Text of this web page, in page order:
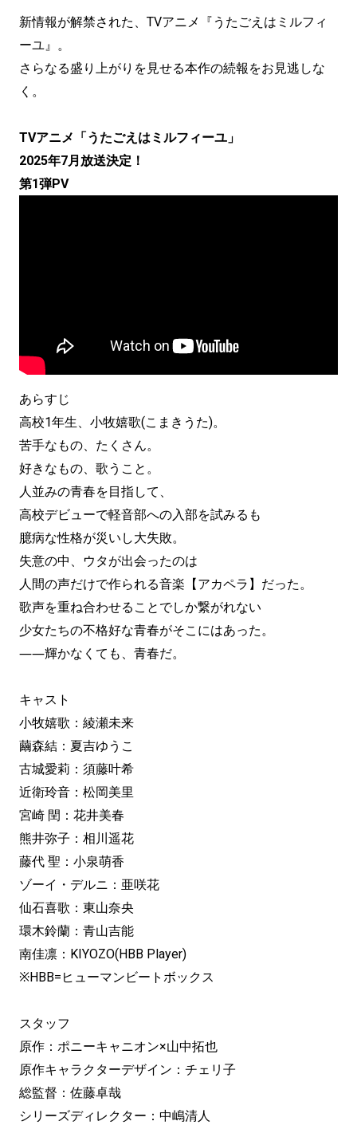
新情報が解禁された、TVアニメ『うたごえはミルフィ
ーユ』。
さらなる盛り上がりを見せる本作の続報をお見逃しな
く。
TVアニメ「うたごえはミルフィーユ」
2025年7月放送決定！
第1弾PV
あらすじ
高校1年生、小牧嬉歌(こまきうた)。
苦手なもの、たくさん。
好きなもの、歌うこと。
人並みの青春を目指して、
高校デビューで軽音部への入部を試みるも
臆病な性格が災いし大失敗。
失意の中、ウタが出会ったのは
人間の声だけで作られる音楽【アカペラ】だった。
歌声を重ね合わせることでしか繋がれない
少女たちの不格好な青春がそこにはあった。
――輝かなくても、青春だ。
キャスト
小牧嬉歌：綾瀬未来
繭森結：夏吉ゆうこ
古城愛莉：須藤叶希
近衛玲音：松岡美里
宮崎 閏：花井美春
熊井弥子：相川遥花
藤代 聖：小泉萌香
ゾーイ・デルニ：亜咲花
仙石喜歌：東山奈央
環木鈴蘭：青山吉能
南佳凛：KIYOZO(HBB Player)
※HBB=ヒューマンビートボックス
スタッフ
原作：ポニーキャニオン×山中拓也
原作キャラクターデザイン：チェリ子
総監督：佐藤卓哉
シリーズディレクター：中嶋清人